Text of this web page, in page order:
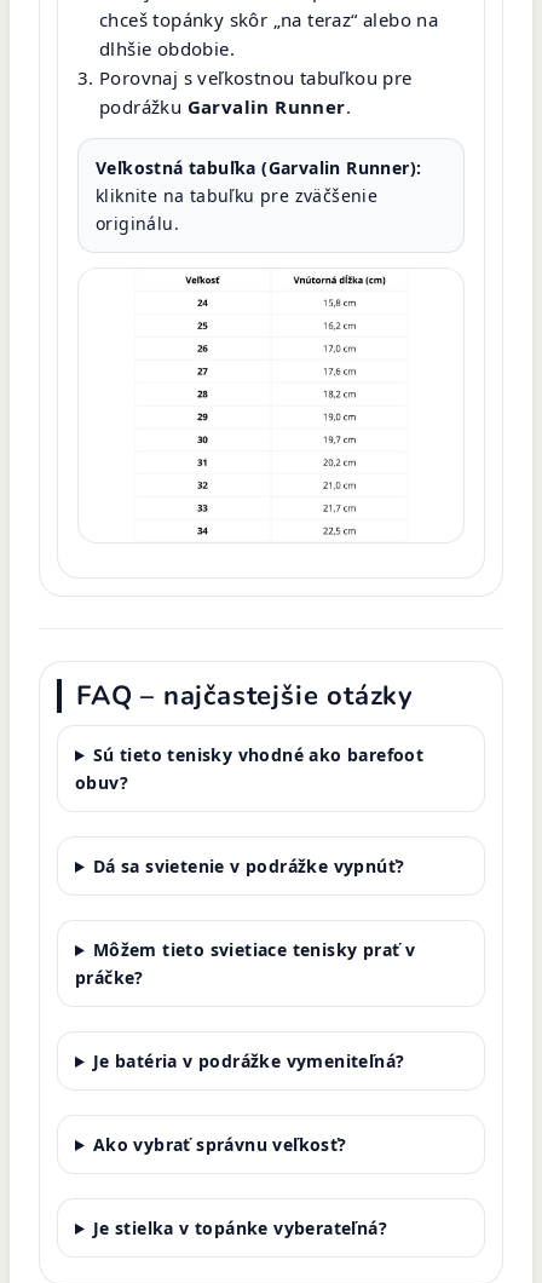
chceš topánky skôr „na teraz“ alebo na
dlhšie obdobie.
Porovnaj s veľkostnou tabuľkou pre
podrážku Garvalin Runner.
Veľkostná tabuľka (Garvalin Runner):
kliknite na tabuľku pre zväčšenie
originálu.
FAQ – najčastejšie otázky
Sú tieto tenisky vhodné ako barefoot
obuv?
Dá sa svietenie v podrážke vypnúť?
Môžem tieto svietiace tenisky prať v
práčke?
Je batéria v podrážke vymeniteľná?
Ako vybrať správnu veľkosť?
Je stielka v topánke vyberateľná?